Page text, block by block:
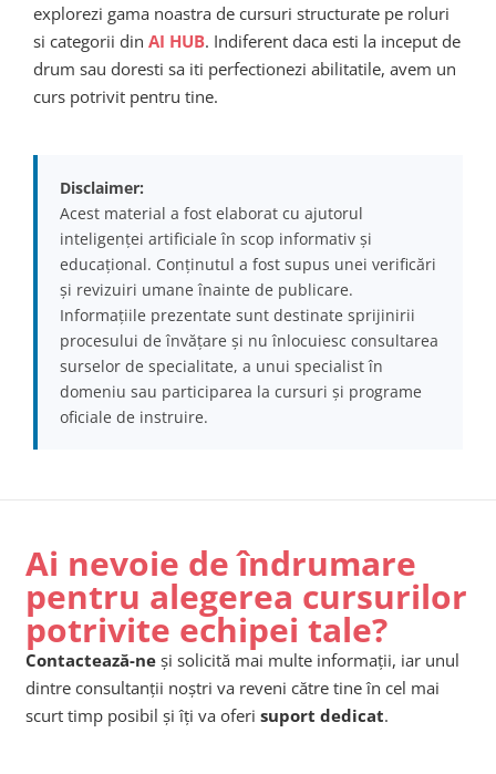
explorezi gama noastra de cursuri structurate pe roluri
si categorii din AI HUB. Indiferent daca esti la inceput de
drum sau doresti sa iti perfectionezi abilitatile, avem un
curs potrivit pentru tine.
Disclaimer:
Acest material a fost elaborat cu ajutorul
inteligenței artificiale în scop informativ și
educațional. Conținutul a fost supus unei verificări
și revizuiri umane înainte de publicare.
Informațiile prezentate sunt destinate sprijinirii
procesului de învățare și nu înlocuiesc consultarea
surselor de specialitate, a unui specialist în
domeniu sau participarea la cursuri și programe
oficiale de instruire.
Ai nevoie de îndrumare
pentru alegerea cursurilor
potrivite echipei tale?
Contactează-ne și solicită mai multe informații, iar unul
dintre consultanții noștri va reveni către tine în cel mai
scurt timp posibil și îți va oferi suport dedicat.